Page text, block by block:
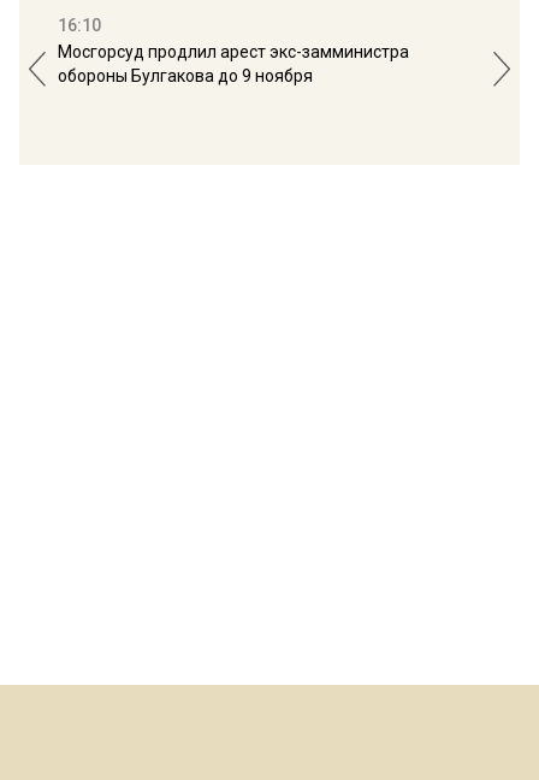
16:10
Мосгорсуд продлил арест экс-замминистра
обороны Булгакова до 9 ноября